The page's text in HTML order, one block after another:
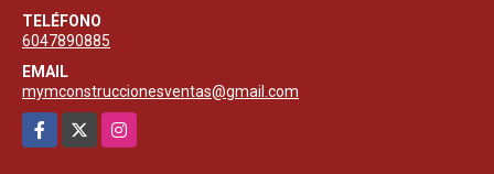
TELÉFONO
6047890885
EMAIL
mymconstruccionesventas@gmail.com
Facebook
Instagram